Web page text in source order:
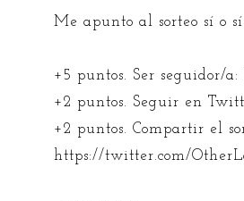
Me apunto al sorteo sí o
+5 puntos. Ser seguidor/
+2 puntos. Seguir en
+2 puntos. Compartir el
https://twitter.com/